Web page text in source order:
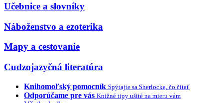
Učebnice a slovníky
Náboženstvo a ezoterika
Mapy a cestovanie
Cudzojazyčná literatúra
Knihomoľský pomocník Spýtajte sa Sherlocka, čo čítať
Odporúčame pre vás Knižné tipy ušité na mieru vám